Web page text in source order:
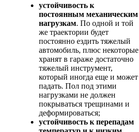
устойчивость к
постоянным механическим
нагрузкам. По одной и той
же траектории будет
постоянно ездить тяжелый
автомобиль, плюс некоторые
хранят в гараже достаточно
тяжелый инструмент,
который иногда еще и может
падать. Пол под этими
нагрузками не должен
покрываться трещинами и
деформироваться;
устойчивость к перепадам